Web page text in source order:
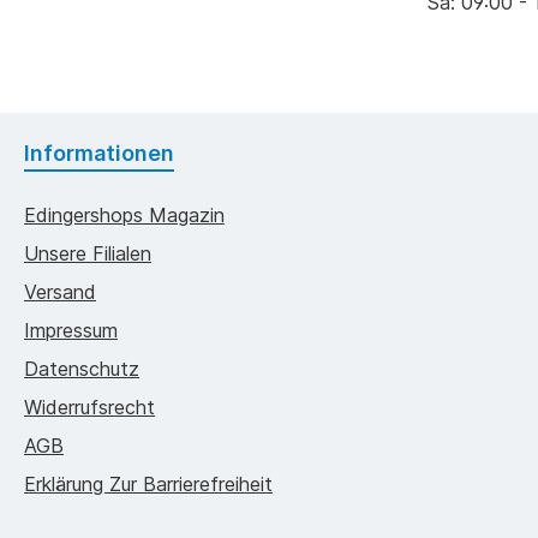
Informationen
Edingershops Magazin
Unsere Filialen
Versand
Impressum
Datenschutz
Widerrufsrecht
AGB
Erklärung Zur Barrierefreiheit